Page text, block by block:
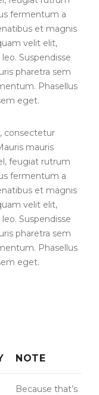
fermentum a
et magnis
velit elit,
Suspendisse
pharetra sem
Phasellus
eget.
consectetur
mauris
feugiat rutrum
fermentum a
et magnis
velit elit,
Suspendisse
pharetra sem
Phasellus
eget.
NOTE
Because that’s